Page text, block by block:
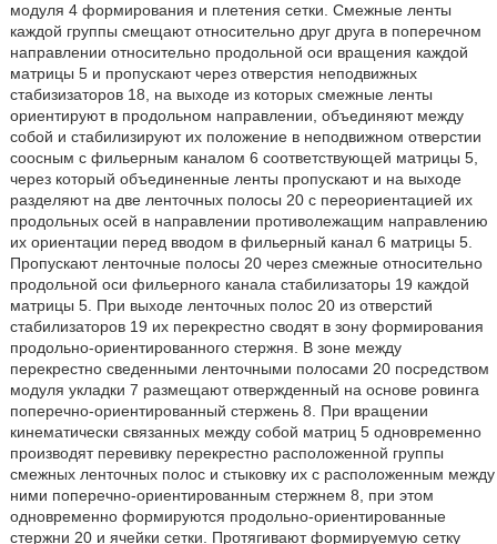
модуля 4 формирования и плетения сетки. Смежные ленты
каждой группы смещают относительно друг друга в поперечном
направлении относительно продольной оси вращения каждой
матрицы 5 и пропускают через отверстия неподвижных
стабизизаторов 18, на выходе из которых смежные ленты
ориентируют в продольном направлении, объединяют между
собой и стабилизируют их положение в неподвижном отверстии
соосным с фильерным каналом 6 соответствующей матрицы 5,
через который объединенные ленты пропускают и на выходе
разделяют на две ленточных полосы 20 с переориентацией их
продольных осей в направлении противолежащим направлению
их ориентации перед вводом в фильерный канал 6 матрицы 5.
Пропускают ленточные полосы 20 через смежные относительно
продольной оси фильерного канала стабилизаторы 19 каждой
матрицы 5. При выходе ленточных полос 20 из отверстий
стабилизаторов 19 их перекрестно сводят в зону формирования
продольно-ориентированного стержня. В зоне между
перекрестно сведенными ленточными полосами 20 посредством
модуля укладки 7 размещают отвержденный на основе ровинга
поперечно-ориентированный стержень 8. При вращении
кинематически связанных между собой матриц 5 одновременно
производят перевивку перекрестно расположенной группы
смежных ленточных полос и стыковку их с расположенным между
ними поперечно-ориентированным стержнем 8, при этом
одновременно формируются продольно-ориентированные
стержни 20 и ячейки сетки. Протягивают формируемую сетку